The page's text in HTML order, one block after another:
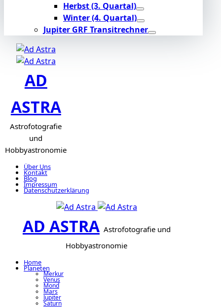
Herbst (3. Quartal)
Winter (4. Quartal)
Jupiter GRF Transitrechner
AD
ASTRA
Astrofotografie
und
Hobbyastronomie
Über Uns
Kontakt
Blog
Impressum
Datenschutzerklärung
AD ASTRA Astrofotografie und
Hobbyastronomie
Home
Planeten
Merkur
Venus
Mond
Mars
Jupiter
Saturn